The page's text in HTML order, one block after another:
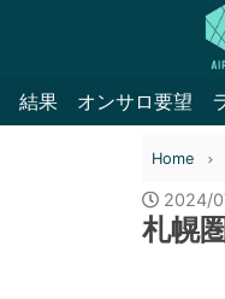
結果 オンサロ要望
Home
2024/
札幌